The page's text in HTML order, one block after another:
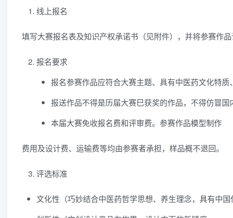
线上报名
填写大赛报名表及知识产权承诺书（见附件），并将参赛作
报名要求
报名参赛作品应符合大赛主题、具有中医药文化特
报送作品不得是历届大赛巳获奖的作品，不得仿冒国
本届大赛免收报名费和评审费。参赛作品模型制作
费用及设计费、运输费等均由参赛者承担，样品概不退回。
评选标准
文化性（巧妙结合中医药哲学思想、养生理念，具有中